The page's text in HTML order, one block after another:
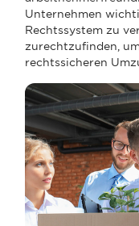
Unternehmen
Rechtssystem zu
zurechtzufinden,
rechtssicheren